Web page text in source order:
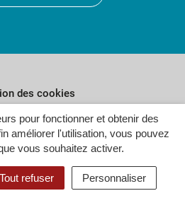
pour fonctionner et obtenir des
améliorer l'utilisation, vous pouvez
vous souhaitez activer.
Tout refuser Personnaliser
des cookies
du site
de confidentialité
Crédits